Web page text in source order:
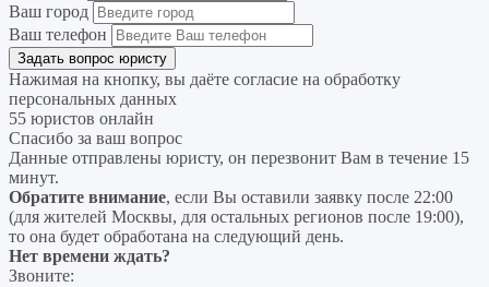
Ваш город
Ваш телефон
Нажимая на кнопку, вы даёте согласие на обработку
персональных данных
55 юристов онлайн
Спасибо за ваш вопрос
Данные отправлены юристу, он перезвонит Вам в течение 15
минут.
Обратите внимание, если Вы оставили заявку после 22:00
(для жителей Москвы, для остальных регионов после 19:00),
то она будет обработана на следующий день.
Нет времени ждать?
Звоните: